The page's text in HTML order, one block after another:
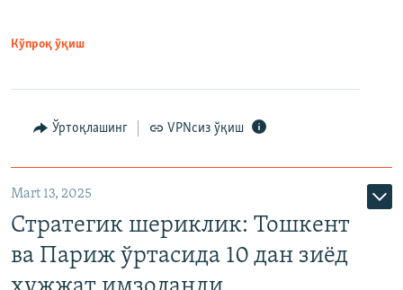
Кўпроқ ўқиш
Ўртоқлашинг VPNсиз ўқиш
Mart 13, 2025
Стратегик шериклик: Тошкент
ва Париж ўртасида 10 дан зиёд